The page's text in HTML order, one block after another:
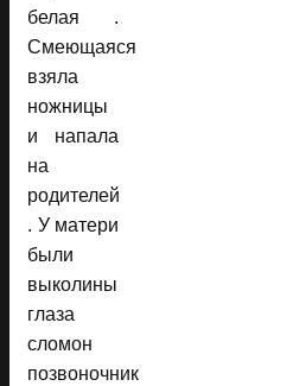
белая .
Смеющаяся
взяла
ножницы
и напала
на
родителей
. У матери
были
выколины
глаза
сломон
позвоночник